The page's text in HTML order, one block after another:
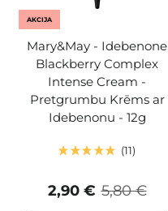
AKCIJA
Mary&May - Idebenone
Blackberry Complex
Intense Cream -
Pretgrumbu Krēms ar
Idebenonu - 12g
11
5,80 €
2,90 €